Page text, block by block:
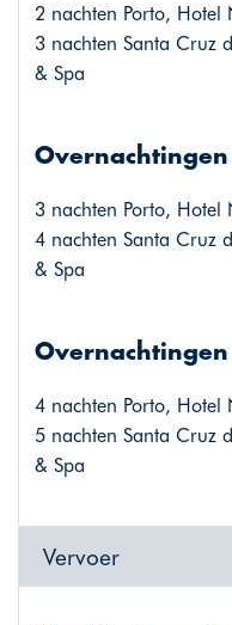
2 nachten Porto, Hotel
3 nachten Santa Cruz
& Spa
3 nachten Porto, Hotel
4 nachten Santa Cruz
& Spa
4 nachten Porto, Hotel
5 nachten Santa Cruz
& Spa
Vervoer